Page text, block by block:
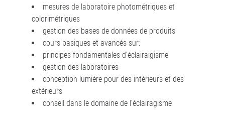
mesures de laboratoire photométriques et
colorimétriques
gestion des bases de données de produits
cours basiques et avancés sur:
principes fondamentales d'éclairaigisme
gestion des laboratoires
conception lumière pour des intérieurs et des
extérieurs
conseil dans le domaine de l'éclairagisme